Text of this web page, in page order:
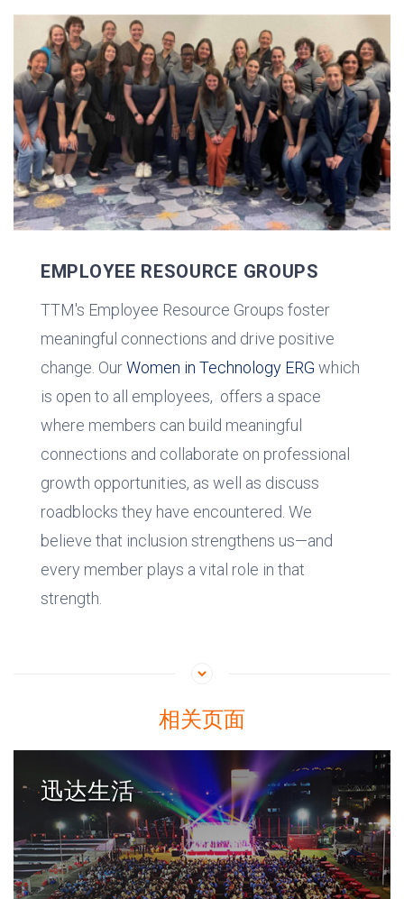
EMPLOYEE RESOURCE GROUPS
TTM's Employee Resource Groups foster
meaningful connections and drive positive
change. OurWomen in Technology ERG which
is open to all employees, offers a space
where members can build meaningful
connections and collaborate on professional
growth opportunities, as well as discuss
roadblocks they have encountered. We
believe that inclusion strengthens us—and
every member plays a vital role in that
strength.
相关页面
迅达生活